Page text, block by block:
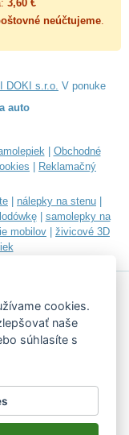
3,60 €
neúčtujeme
DOKI s.r.o. V ponuke
auto
| Obchodné
Reklamačný
nálepky na stenu
| samolepky na
mobilov
živicové 3D
karty
povinný vystaviť
cookies.
naše
súhlasíte s